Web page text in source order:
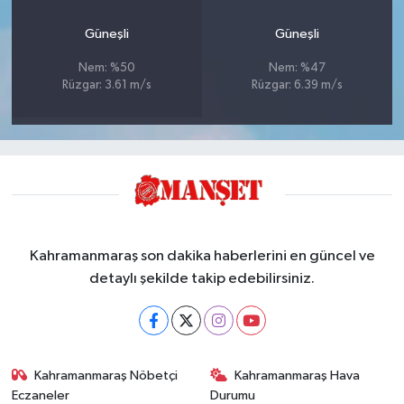
Güneşli
Nem: %50
Rüzgar: 3.61 m/s
Güneşli
Nem: %47
Rüzgar: 6.39 m/s
Kahramanmaraş son dakika haberlerini en güncel ve
detaylı şekilde takip edebilirsiniz.
Kahramanmaraş Nöbetçi
Eczaneler
Kahramanmaraş Hava
Durumu